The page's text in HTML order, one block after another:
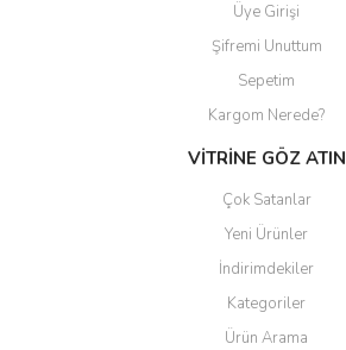
Üye Girişi
Şifremi Unuttum
Sepetim
Kargom Nerede?
VİTRİNE GÖZ ATIN
Çok Satanlar
Yeni Ürünler
İndirimdekiler
Kategoriler
Ürün Arama